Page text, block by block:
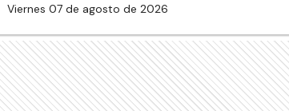
viernes 07 de agosto de 2026